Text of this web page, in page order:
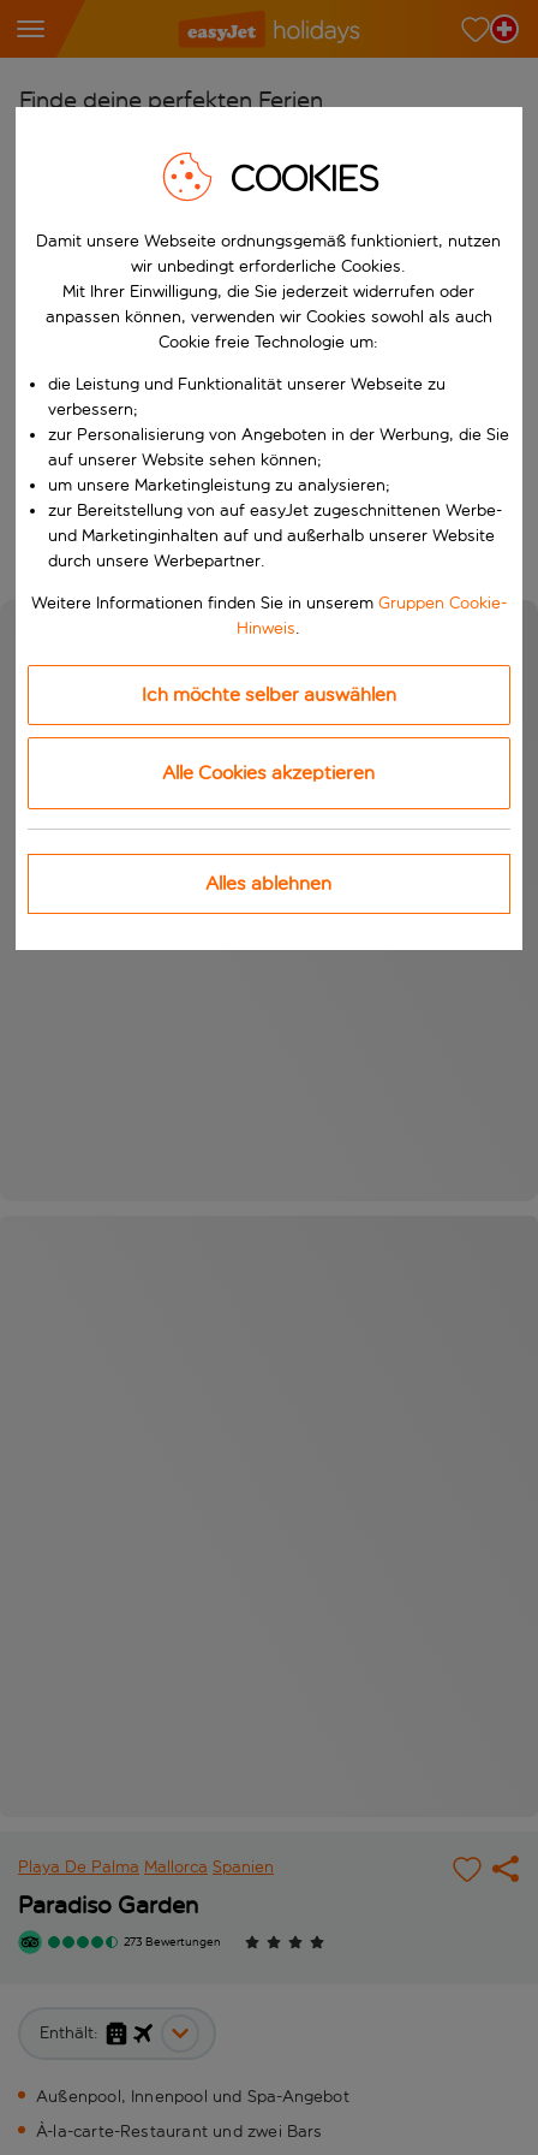
Finde deine perfekten Ferien
Wähle deine Flughäfen
Beginne mit der Eingabe für die automatische
Reiseziele finden
Nach
W&auml;hle ein Ab- und R&uuml;ckflugdatum aus.
Wähle deine Reisedaten
Wann
Wer
Suchen
Playa De Palma Mallorca Spanien
Paradiso Garden
273 Bewertungen
Enthält:
Außenpool, Innenpool und Spa-Angebot
À-la-carte-Restaurant und zwei Bars
COOKIES
Damit unsere Webseite ordnungsgemäß funktioniert, nutzen
wir unbedingt erforderliche Cookies.
Mit Ihrer Einwilligung, die Sie jederzeit widerrufen oder
anpassen können, verwenden wir Cookies sowohl als auch
Cookie freie Technologie um:
die Leistung und Funktionalität unserer Webseite zu
verbessern;
zur Personalisierung von Angeboten in der Werbung, die Sie
auf unserer Website sehen können;
um unsere Marketingleistung zu analysieren;
zur Bereitstellung von auf easyJet zugeschnittenen Werbe-
und Marketinginhalten auf und außerhalb unserer Website
durch unsere Werbepartner.
Weitere Informationen finden Sie in unserem Gruppen Cookie-
Hinweis.
Ich möchte selber auswählen
Alle Cookies akzeptieren
Alles ablehnen